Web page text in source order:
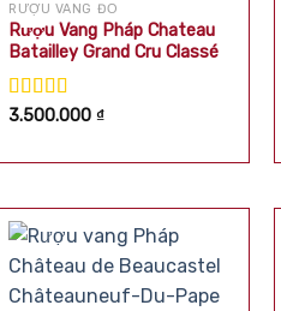
RƯỢU VANG ĐỎ
Rượu Vang Pháp Chateau
Batailley Grand Cru Classé
Được xếp
3.500.000₫